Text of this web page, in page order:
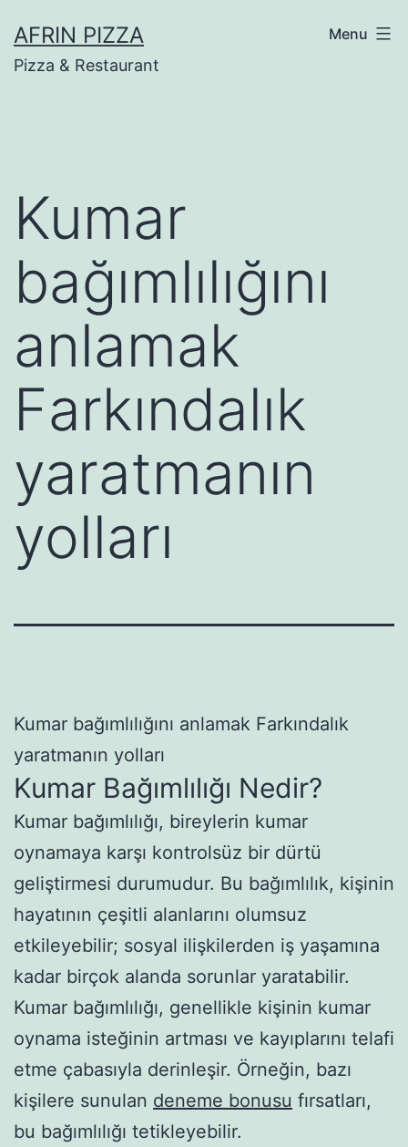
to
content
AFRIN PIZZA
Pizza & Restaurant
Menu
Kumar
bağımlılığını
anlamak
Farkındalık
yaratmanın
yolları
Kumar bağımlılığını anlamak Farkındalık
yaratmanın yolları
Kumar Bağımlılığı Nedir?
Kumar bağımlılığı, bireylerin kumar
oynamaya karşı kontrolsüz bir dürtü
geliştirmesi durumudur. Bu bağımlılık, kişinin
hayatının çeşitli alanlarını olumsuz
etkileyebilir; sosyal ilişkilerden iş yaşamına
kadar birçok alanda sorunlar yaratabilir.
Kumar bağımlılığı, genellikle kişinin kumar
oynama isteğinin artması ve kayıplarını telafi
etme çabasıyla derinleşir. Örneğin, bazı
kişilere sunulan deneme bonusu fırsatları,
bu bağımlılığı tetikleyebilir.